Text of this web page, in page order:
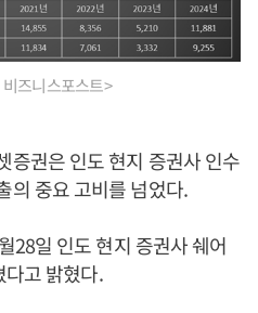
즈니스포스트>
증권은 인도 현지 증권사 인수
의 중요 고비를 넘었다.
28일 인도 현지 증권사 쉐어
고 밝혔다.